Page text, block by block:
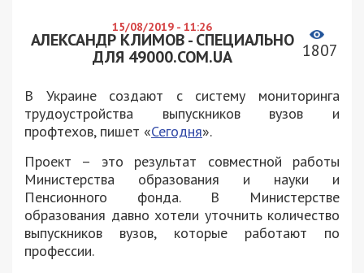
15/08/2019 - 11:26
АЛЕКСАНДР КЛИМОВ - СПЕЦИАЛЬНО
ДЛЯ 49000.COM.UA
1807
В Украине создают с систему мониторинга
трудоустройства выпускников вузов и
профтехов, пишет «Сегодня».
Проект – это результат совместной работы
Министерства образования и науки и
Пенсионного фонда. В Министерстве
образования давно хотели уточнить количество
выпускников вузов, которые работают по
профессии.